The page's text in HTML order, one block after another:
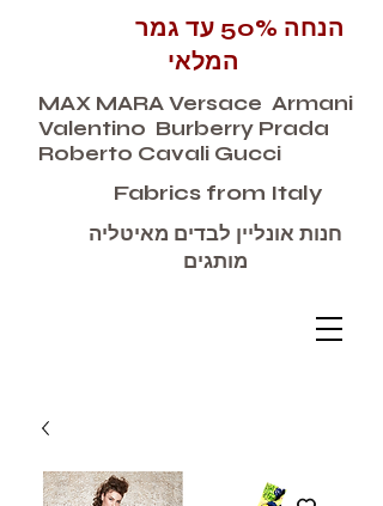
MAX MARA Versace Armani
Valentino Burberry Prada
Roberto Cavali Gucci
חנות אונליין לבדים מאיטליה
מותגים
Fabrics from Italy